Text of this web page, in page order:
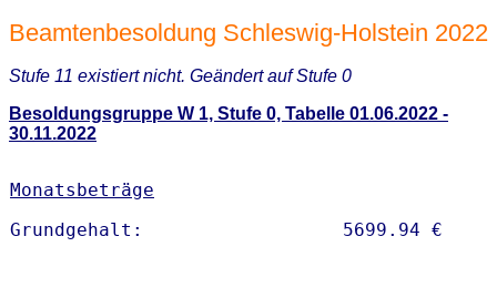
Beamtenbesoldung Schleswig-Holstein 2022
Stufe 11 existiert nicht. Geändert auf Stufe 0
Besoldungsgruppe W 1, Stufe 0, Tabelle 01.06.2022 -
30.11.2022
Monatsbeträge